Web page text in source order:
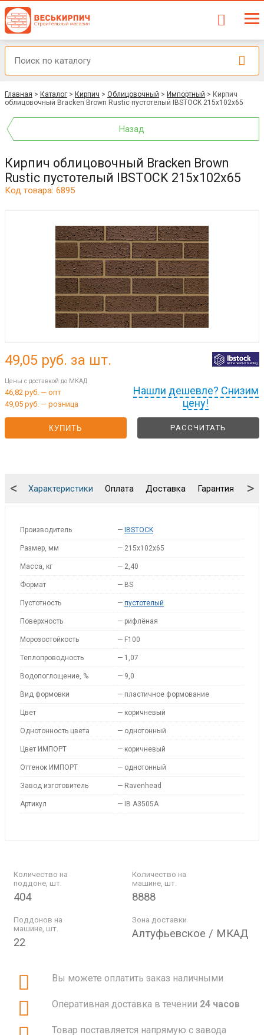
Главная > Каталог > Кирпич > Облицовочный > Импортный > Кирпич
облицовочный Bracken Brown Rustic пустотелый IBSTOCK 215х102х65
Назад
Кирпич облицовочный Bracken Brown
Rustic пустотелый IBSTOCK 215х102х65
Код товара: 6895
Нашли дешевле? Снизим
цену!
49,05 руб. за шт.
Цены с доставкой до МКАД
46,82 руб. — опт
49,05 руб. — розница
КУПИТЬ РАССЧИТАТЬ
Характеристики Оплата Доставка Гарантия
< >
Производитель — IBSTOCK
Размер, мм — 215х102х65
Масса, кг — 2,40
Формат — BS
Пустотность — пустотелый
Поверхность — рифлёная
Морозостойкость — F100
Теплопроводность — 1,07
Водопоглощение, % — 9,0
Вид формовки — пластичное формование
Цвет — коричневый
Однотонность цвета — однотонный
Цвет ИМПОРТ — коричневый
Оттенок ИМПОРТ — однотонный
Завод изготовитель — Ravenhead
Артикул — IB A3505A
Количество на
поддоне, шт.
404
Количество на
машине, шт.
8888
Поддонов на
машине, шт.
22
Зона доставки
Алтуфьевское / МКАД
Вы можете оплатить заказ наличными
Оперативная доставка в течении 24 часов
Товар поставляется напрямую с завода